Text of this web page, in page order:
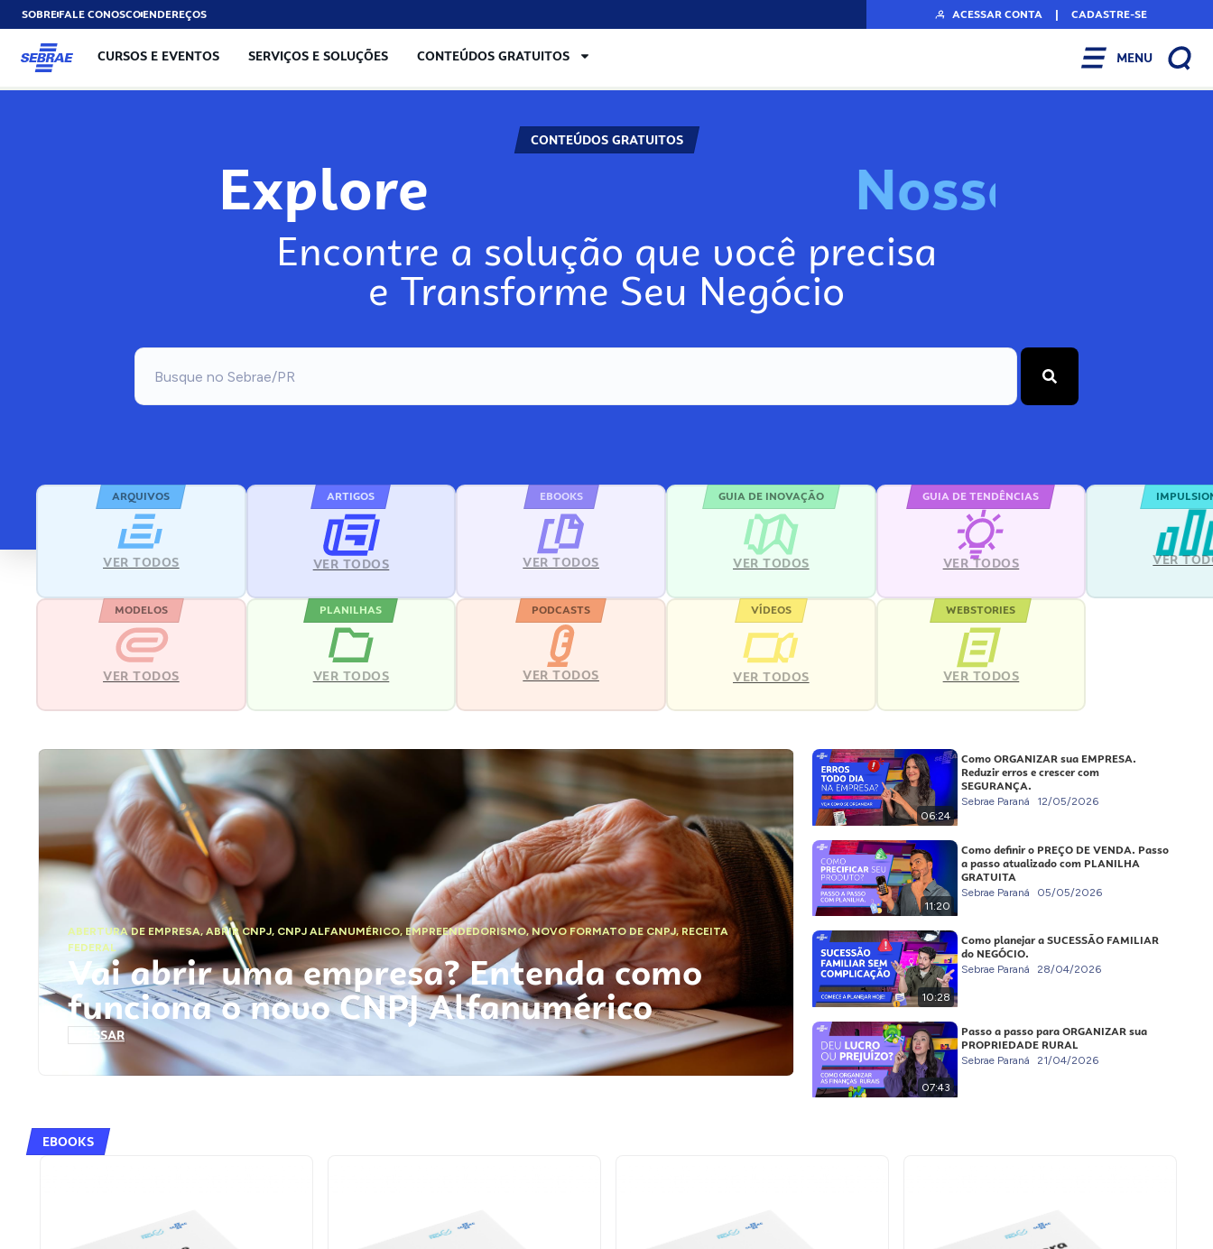
SOBREFALE CONOSCOENDEREÇOS ACESSAR CONTA | CADASTRE-SE
CURSOS E EVENTOS SERVIÇOS E SOLUÇÕES CONTEÚDOS GRATUITOS MENU
CONTEÚDOS GRATUITOS
Explore Nosso
Encontre a solução que você precisa
e Transforme Seu Negócio
ARQUIVOS
VER TODOS
ARTIGOS
VER TODOS
EBOOKS
VER TODOS
GUIA DE INOVAÇÃO
VER TODOS
GUIA DE TENDÊNCIAS
VER TODOS VER
MODELOS
VER TODOS
PLANILHAS
VER TODOS
PODCASTS
VER TODOS
VÍDEOS
VER TODOS
WEBSTORIES
VER TODOS
ABERTURA DE EMPRESA,ABRIR CNPJ, CNPJ ALFANUMÉRICO, EMPREENDEDORISMO,NOVO FORMATO DE CNPJ,RECEITA
FEDERAL
Vai abrir uma empresa? Entenda como
funciona o novo CNPJ Alfanumérico
ACESSAR
06:24
Como ORGANIZAR sua EMPRESA.
Reduzir erros e crescer com
SEGURANÇA.
Sebrae Paraná 12/05/2026
11:20
Como definir o PREÇO DE VENDA. Passo
a passo atualizado com PLANILHA
GRATUITA
Sebrae Paraná 05/05/2026
10:28
Como planejar a SUCESSÃO FAMILIAR
do NEGÓCIO.
Sebrae Paraná 28/04/2026
07:43
Passo a passo para ORGANIZAR sua
PROPRIEDADE RURAL
Sebrae Paraná 21/04/2026
EBOOKS